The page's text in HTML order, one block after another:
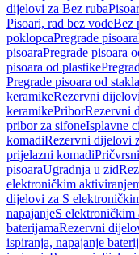
dijelovi za Bez ruba
Pisoari, rad bez vodeBez
poklopcaPregrade pisoara
pisoaraPregrade pisoara
pisoara od plastike
Pregrade pisoara od stakla
keramikeRezervni
keramikePriborRezervni
pribor za sifoneIsplavne
komadiRezervni dijelovi
prijelazni komadi
pisoaraUgradnja u zid
elektroničkim
dijelovi za S
napajanjeS elektroničkim
baterijamaRezervni
ispiranja, napajanje